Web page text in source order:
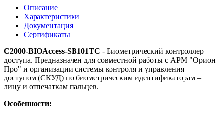
Описание
Характеристики
Документация
Сертификаты
С2000-BIOAccess-SB101TC - Биометрический контроллер
доступа. Предназначен для совместной работы с АРМ "Орион
Про" и организации системы контроля и управления
доступом (СКУД) по биометрическим идентификаторам –
лицу и отпечаткам пальцев.
Особенности: